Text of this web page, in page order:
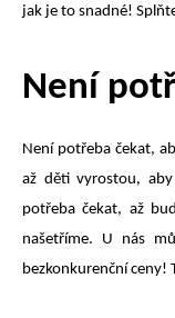
jak je to snadné!
Není
Není potřeba čekat,
až děti vyrostou,
potřeba čekat, až
našetříme. U nás
bezkonkurenční ceny!